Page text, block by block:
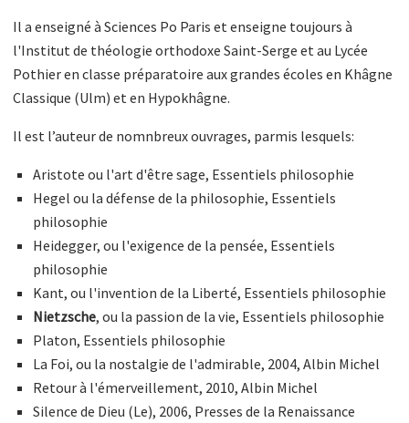
Il a enseigné à Sciences Po Paris et enseigne toujours à
l'Institut de théologie orthodoxe Saint-Serge et au Lycée
Pothier en classe préparatoire aux grandes écoles en Khâgne
Classique (Ulm) et en Hypokhâgne.
Il est l’auteur de nomnbreux ouvrages, parmis lesquels:
Aristote ou l'art d'être sage, Essentiels philosophie
Hegel ou la défense de la philosophie, Essentiels
philosophie
Heidegger, ou l'exigence de la pensée, Essentiels
philosophie
Kant, ou l'invention de la Liberté, Essentiels philosophie
Nietzsche, ou la passion de la vie, Essentiels philosophie
Platon, Essentiels philosophie
La Foi, ou la nostalgie de l'admirable, 2004, Albin Michel
Retour à l'émerveillement, 2010, Albin Michel
Silence de Dieu (Le), 2006, Presses de la Renaissance